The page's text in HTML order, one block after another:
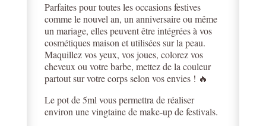
Parfaites pour toutes les occasions festives
comme le nouvel an, un anniversaire ou même
un mariage, elles peuvent être intégrées à vos
cosmétiques maison et utilisées sur la peau.
Maquillez vos yeux, vos joues, colorez vos
cheveux ou votre barbe, mettez de la couleur
partout sur votre corps selon vos envies ! 🔥
Le pot de 5ml vous permettra de réaliser
environ une vingtaine de make-up de festivals.